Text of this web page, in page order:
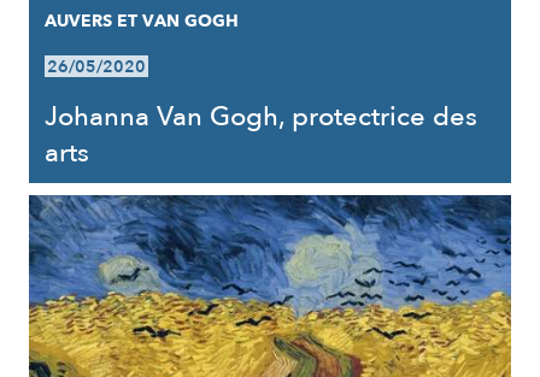
AUVERS ET VAN GOGH
26/05/2020
Johanna Van Gogh, protectrice des
arts